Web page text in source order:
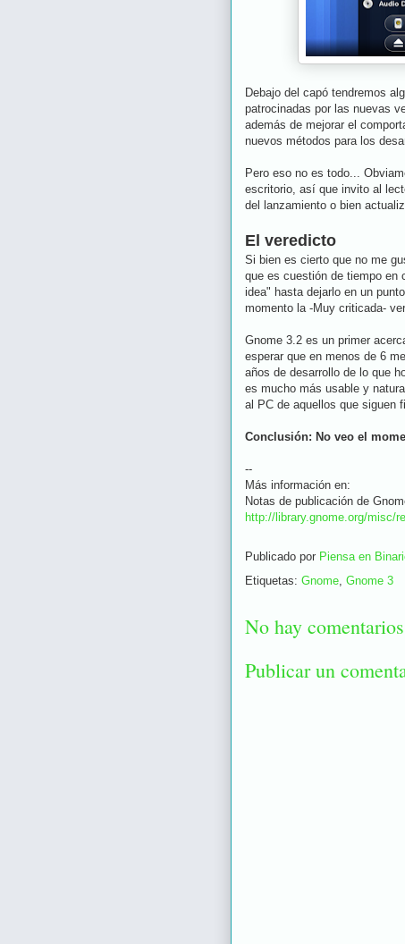
Debajo del capó tendremos
patrocinadas por las nuevas
además de mejorar el
nuevos métodos para los
Pero eso no es todo...
escritorio, así que invito al
del lanzamiento o bien
El veredicto
Si bien es cierto que no me
que es cuestión de tiempo en
idea" hasta dejarlo en un
momento la -Muy criticada-
Gnome 3.2 es un primer
esperar que en menos de 6
años de desarrollo de lo que
es mucho más usable y
al PC de aquellos que siguen
Conclusión: No veo el
--
Más información en:
Notas de publicación de
http://library.gnome.org/misc/
Publicado por Piensa en
Etiquetas: Gnome, Gnome 3
No hay
Publicar un